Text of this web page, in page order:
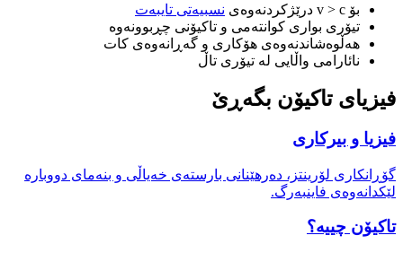
بۆ v > c درێژکردنەوەی
نسبیەتی تایبەت
تیۆری بواری کوانتەمی و تاکیۆنی چڕبوونەوە
هەڵوەشاندنەوەی هۆکاری و گەڕانەوەی کات
نائارامی واڵایی لە تیۆری تاڵ
فیزیای تاکیۆن بگەڕێ
فیزیا و بیرکاری
گۆڕانکاری لۆرینتز، دەرهێنانی بارستەی خەیاڵی و بنەمای دووبارە
لێکدانەوەی فاینبەرگ.
تاکیۆن چییە؟